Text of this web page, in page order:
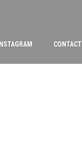
INSTAGRAM CONTACT